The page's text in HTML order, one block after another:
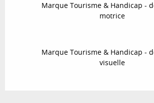
Marque Tourisme & Handicap -
motrice
Marque Tourisme & Handicap -
visuelle